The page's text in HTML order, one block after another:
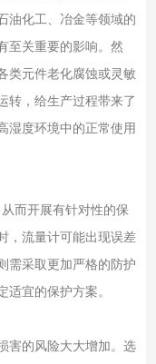
油化工、冶金等领域的
至关重要的影响。然
类元件老化腐蚀或灵敏
转，给生产过程带来了
湿度环境中的正常使用
而开展有针对性的保
，流量计可能出现误差
需采取更加严格的防护
宜的保护方案。
的风险大大增加。选